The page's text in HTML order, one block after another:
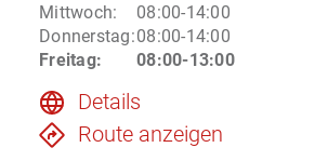
Mittwoch:
08:00-14:00
Donnerstag:08:00-14:00
Freitag: 08:00-13:00
Details
Route anzeigen